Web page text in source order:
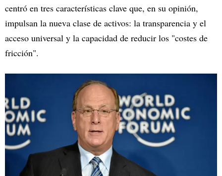
centró en tres características clave que, en su opinión,
impulsan la nueva clase de activos: la transparencia y el
acceso universal y la capacidad de reducir los "costes de
fricción".